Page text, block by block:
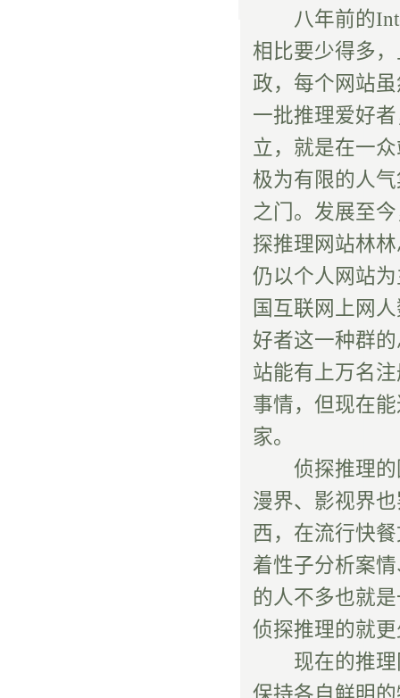
八年前的
相比要少得多
政，每个网站
一批推理爱好
立，就是在一
极为有限的人
之门。发展至
探推理网站林
仍以个人网站
国互联网上网
好者这一种群
站能有上万名
事情，但现在
家。
侦探推理的
漫界、影视界
西，在流行快
着性子分析案
的人不多也就
侦探推理的就
现在的推理